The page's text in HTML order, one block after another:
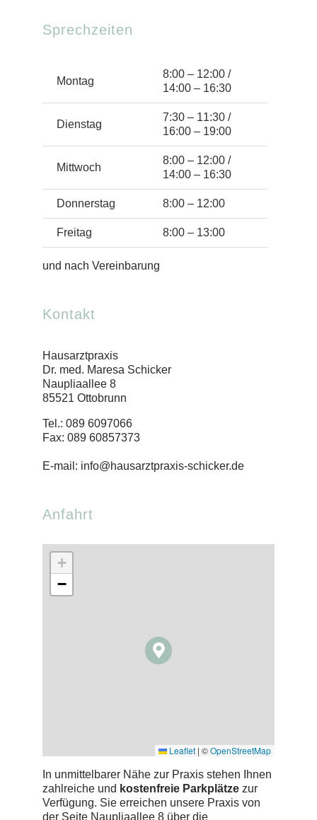
Sprechzeiten
Montag
8:00 – 12:00 /
14:00 – 16:30
Dienstag
7:30 – 11:30 /
16:00 – 19:00
Mittwoch
8:00 – 12:00 /
14:00 – 16:30
Donnerstag 8:00 – 12:00
Freitag 8:00 – 13:00
und nach Vereinbarung
Kontakt
Hausarztpraxis
Dr. med. Maresa Schicker
Naupliaallee 8
85521 Ottobrunn
Tel.: 089 6097066
Fax: 089 60857373
E-mail: info@hausarztpraxis-schicker.de
Anfahrt
+
−
Leaflet | ©OpenStreetMap
In unmittelbarer Nähe zur Praxis stehen Ihnen
zahlreiche und kostenfreie Parkplätze zur
Verfügung. Sie erreichen unsere Praxis von
der Seite Naupliaallee 8 über die